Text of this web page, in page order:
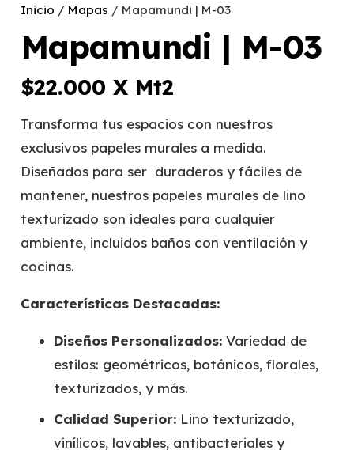
Inicio / Mapas / Mapamundi | M-03
Mapamundi | M-03
$22.000 X Mt2
Transforma tus espacios con nuestros
exclusivos papeles murales a medida.
Diseñados para ser duraderos y fáciles de
mantener, nuestros papeles murales de lino
texturizado son ideales para cualquier
ambiente, incluidos baños con ventilación y
cocinas.
Características Destacadas:
Diseños Personalizados: Variedad de
estilos: geométricos, botánicos, florales,
texturizados, y más.
Calidad Superior: Lino texturizado,
vinílicos, lavables, antibacteriales y